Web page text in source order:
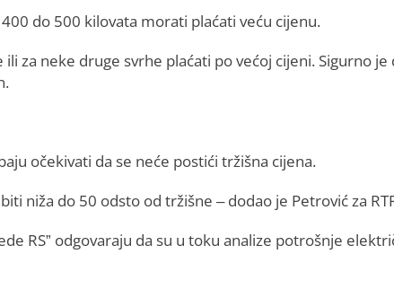
do 500 kilovata morati plaćati veću cijenu.
za neke druge svrhe plaćati po većoj cijeni. Sigurno je
očekivati da se neće postići tržišna cijena.
niža do 50 odsto od tržišne – dodao je Petrović za
RS” odgovaraju da su u toku analize potrošnje